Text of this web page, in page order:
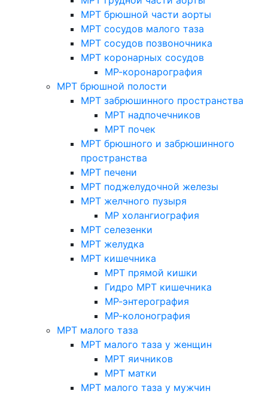
МРТ брюшной части аорты
МРТ сосудов малого таза
МРТ сосудов позвоночника
МРТ коронарных сосудов
МР-коронарография
МРТ брюшной полости
МРТ забрюшинного пространства
МРТ надпочечников
МРТ почек
МРТ брюшного и забрюшинного
пространства
МРТ печени
МРТ поджелудочной железы
МРТ желчного пузыря
МР холангиография
МРТ селезенки
МРТ желудка
МРТ кишечника
МРТ прямой кишки
Гидро МРТ кишечника
МР-энтерография
МР-колонография
МРТ малого таза
МРТ малого таза у женщин
МРТ яичников
МРТ матки
МРТ малого таза у мужчин